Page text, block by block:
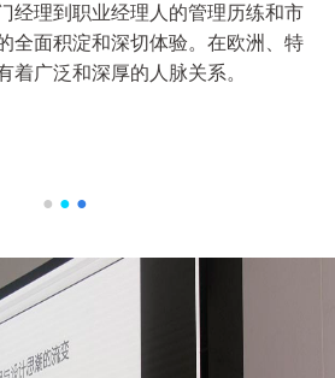
经理到职业经理人的管理历练和市
全面积淀和深切体验。在欧洲、特
着广泛和深厚的人脉关系。
● ● ●